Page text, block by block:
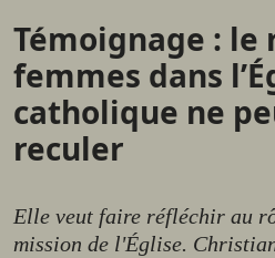
Témoignage : le
femmes dans
catholique ne
reculer
Elle veut faire réfléchir au
mission de l'Église.